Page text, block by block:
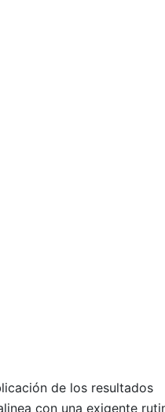
de los resultados
con una exigente